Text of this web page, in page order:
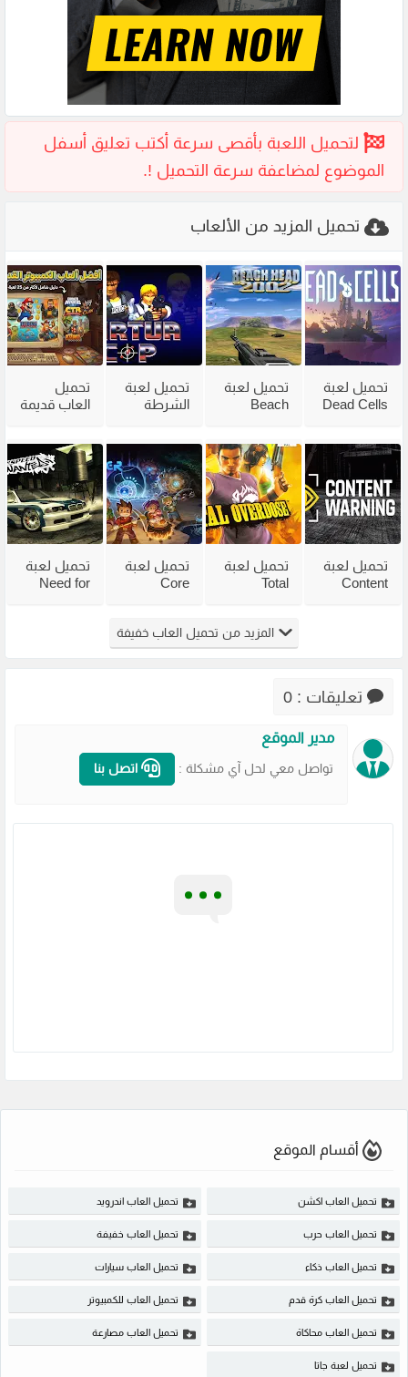
تحميل المزيد من الألعاب
تحميل لعبة
Dead Cells
الاضافات
تحميل لعبة
Beach
من ميديا
فاير
تحميل لعبة
الشرطة
من ميديا
فاير
تحميل
العاب قديمة
الضعيفة
برابط مباشر
تحميل لعبة
Content
تحميل لعبة
Total
من ميديا
فاير
مضغوطة
تحميل لعبة
Core
من ميديا
فاير مجانًا
تحميل لعبة
Need for
ميديا فاير
المزيد من تحميل العاب خفيفة
تعليقات : 0
مدير الموقع
تواصل معي لحل آي مشكلة : اتصل بنا
أقسام الموقع
تحميل العاب اكشن تحميل العاب اندرويد
تحميل العاب حرب تحميل العاب خفيفة
تحميل العاب ذكاء تحميل العاب سيارات
تحميل العاب كرة قدم تحميل العاب للكمبيوتر
تحميل العاب محاكاة تحميل العاب مصارعة
تحميل لعبة جاتا